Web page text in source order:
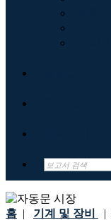
홈 | 기계 및 장비 |